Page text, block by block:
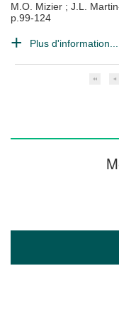
M.O. Mizier ; J.L.
p.99-124
Plus d'information...